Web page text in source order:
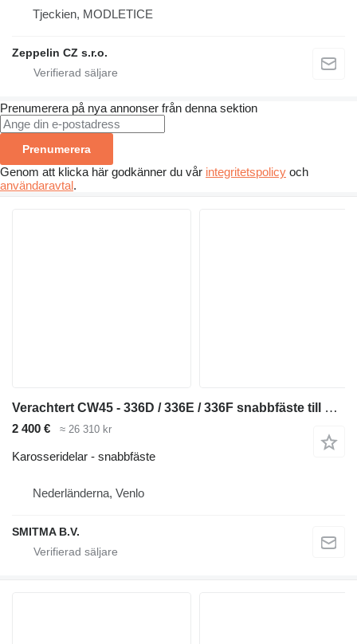
Tjeckien, MODLETICE
Zeppelin CZ s.r.o.
Prenumerera på nya annonser från denna sektion
Prenumerera
Genom att klicka här godkänner du vår integritetspolicy och
användaravtal.
Verachtert CW45 - 336D / 336E / 336F snabbfäste till Caterpillar 336D ,336E, 336F grävmaskin
2 400 € ≈ 26 310 kr
Karosseridelar - snabbfäste
Nederländerna, Venlo
SMITMA B.V.